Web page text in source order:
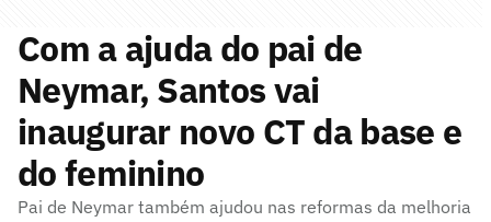
Com a ajuda do pai de
Neymar, Santos vai
inaugurar novo CT da base e
do feminino
Pai de Neymar também ajudou nas reformas da melhoria